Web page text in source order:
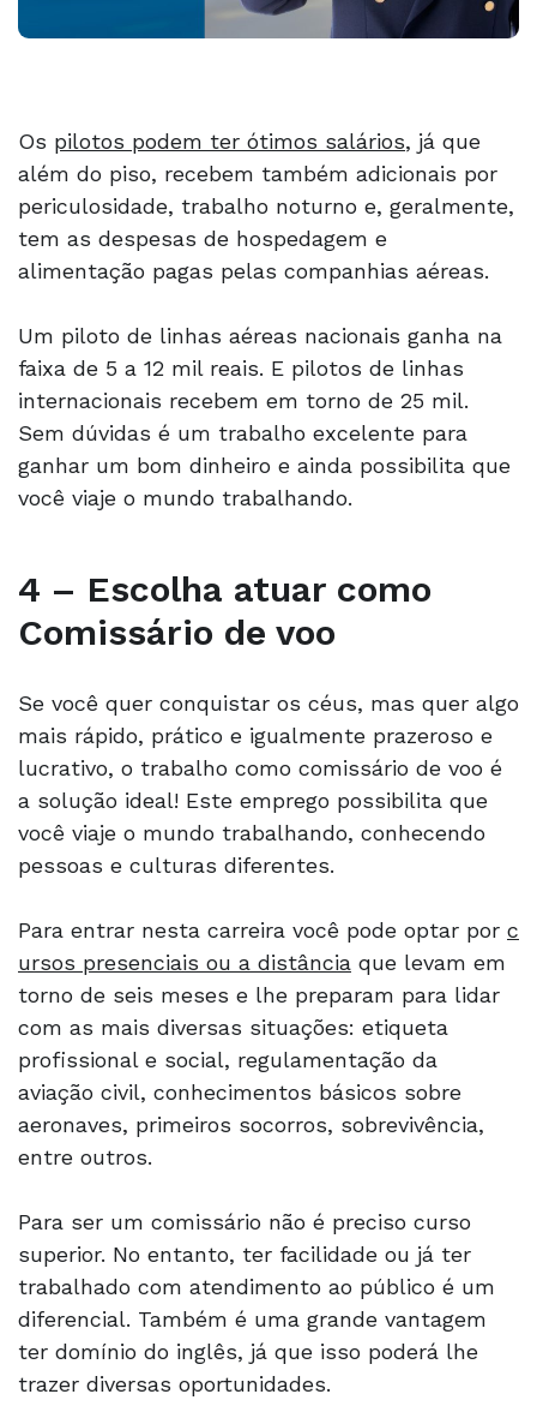
Os pilotos podem ter ótimos salários, já que
além do piso, recebem também adicionais por
periculosidade, trabalho noturno e, geralmente,
tem as despesas de hospedagem e
alimentação pagas pelas companhias aéreas.
Um piloto de linhas aéreas nacionais ganha na
faixa de 5 a 12 mil reais. E pilotos de linhas
internacionais recebem em torno de 25 mil.
Sem dúvidas é um trabalho excelente para
ganhar um bom dinheiro e ainda possibilita que
você viaje o mundo trabalhando.
4 – Escolha atuar como
Comissário de voo
Se você quer conquistar os céus, mas quer algo
mais rápido, prático e igualmente prazeroso e
lucrativo, o trabalho como comissário de voo é
a solução ideal! Este emprego possibilita que
você viaje o mundo trabalhando, conhecendo
pessoas e culturas diferentes.
Para entrar nesta carreira você pode optar por c
ursos presenciais ou a distância que levam em
torno de seis meses e lhe preparam para lidar
com as mais diversas situações: etiqueta
profissional e social, regulamentação da
aviação civil, conhecimentos básicos sobre
aeronaves, primeiros socorros, sobrevivência,
entre outros.
Para ser um comissário não é preciso curso
superior. No entanto, ter facilidade ou já ter
trabalhado com atendimento ao público é um
diferencial. Também é uma grande vantagem
ter domínio do inglês, já que isso poderá lhe
trazer diversas oportunidades.